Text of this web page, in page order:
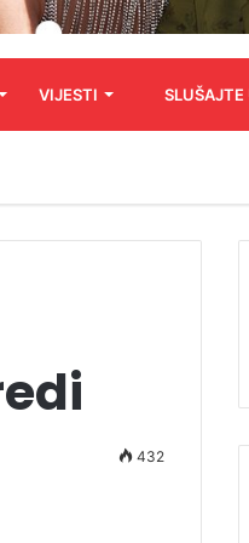
VIJESTI SLUŠAJTE
432